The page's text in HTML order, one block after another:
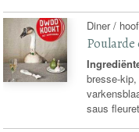
Diner /
Poularde
bresse-
saus